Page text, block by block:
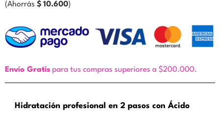
(Ahorrás $ 10.600)
Envío Gratis para tus compras superiores a $200.000.
Hidratación profesional en 2 pasos con Ácido